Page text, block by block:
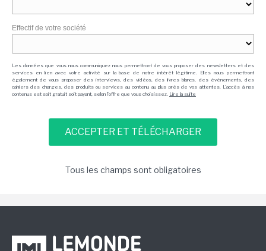
Effectif de votre société
Les données que vous nous communiquez nous permettront de vous proposer des newsletters et des
services en lien avec votre activité sur la base de notre intérêt légitime. Elles nous permettront
également de vous proposer des interviews, des vidéos, des livres blancs, des événements, des
cahiers des charges, des produits ou services au contenu au plus près de vos attentes. L'accès à nos
contenus est soit gratuit soit payant, selon l'offre que vous choisissez. Lire la suite
Tous les champs sont obligatoires